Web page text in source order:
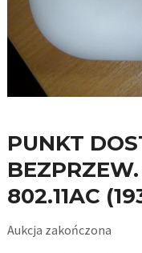
PUNKT
802.11AC
Aukcja zakończona